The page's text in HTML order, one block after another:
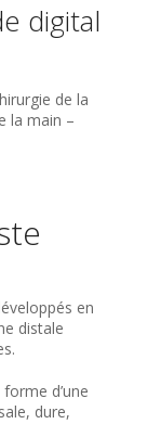
digital
de la
la main –
en
distale
d’une
dure,